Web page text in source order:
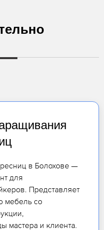
в Болохове —
для
Представляет
мебель со
мастера и клиента.